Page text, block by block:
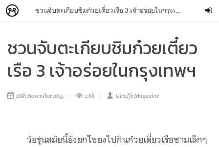
ชวนจับตะเกียบชิมก๋วยเตี๋ยวเรือ 3 เจ้าอร่อยในกรุงเทพฯ
ชวนจับตะเกียบชิมก๋วยเตี๋ยว
เรือ 3 เจ้าอร่อยในกรุงเทพฯ
10th November 2015 1.6k Giraffe Magazine
วัยรุ่นสมัยนี้ยังยกโขยงไปกินก๋วยเตี๋ยวเรือชามเล็กๆ